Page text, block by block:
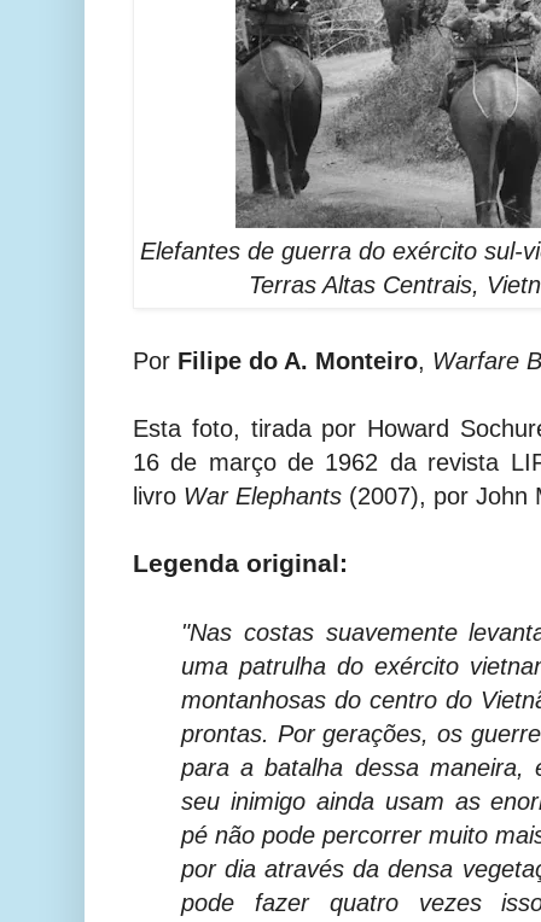
Elefantes de guerra do exército sul-
Terras Altas Centrais,
Por Filipe do A. Monteiro, Warfare
Esta foto, tirada por Howard
16 de março de 1962 da revista
livro War Elephants (2007), por John
Legenda original:
"Nas costas suavemente
uma patrulha do exército
montanhosas do centro do
prontas. Por gerações, os
para a batalha dessa maneira,
seu inimigo ainda usam as
pé não pode percorrer muito
por dia através da densa
pode fazer quatro vezes